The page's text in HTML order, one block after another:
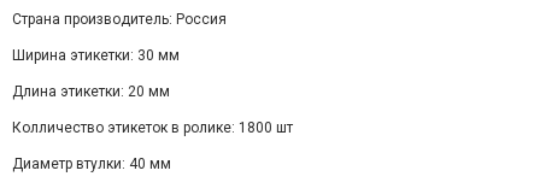
Страна производитель: Россия
Ширина этикетки: 30 мм
Длина этикетки: 20 мм
Колличество этикеток в ролике: 1800 шт
Диаметр втулки: 40 мм